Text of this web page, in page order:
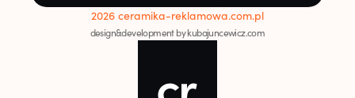
2026 ceramika-reklamowa.com.pl
design&development by kubajuncewicz.com